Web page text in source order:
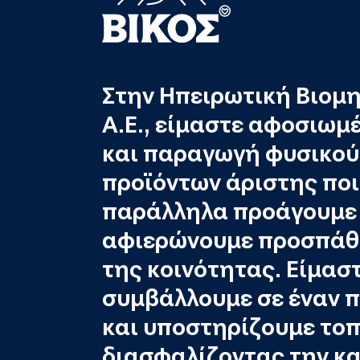
Στην Ηπειρωτική
Α.Ε., είμαστε
και παραγωγή φυσικού
προϊόντων άριστης
παράλληλα προάγουμε
αφιερώνουμε
της κοινότητας.
συμβάλλουμε σε έναν
και υποστηρίζουμε